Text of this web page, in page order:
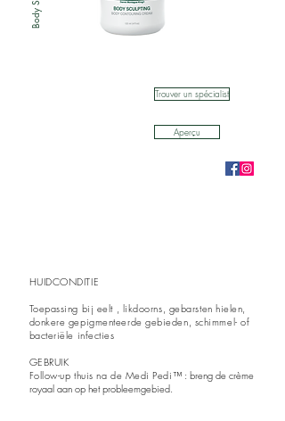
Trouver un spécialist
Aperçu
HUIDCONDITIE
Toepassing bij eelt , likdoorns, gebarsten hielen,
donkere gepigmenteerde gebieden, schimmel- of
bacteriële infecties
GEBRUIK
Follow-up thuis na de Medi Pedi™ : breng de crème
royaal aan op het probleemgebied.